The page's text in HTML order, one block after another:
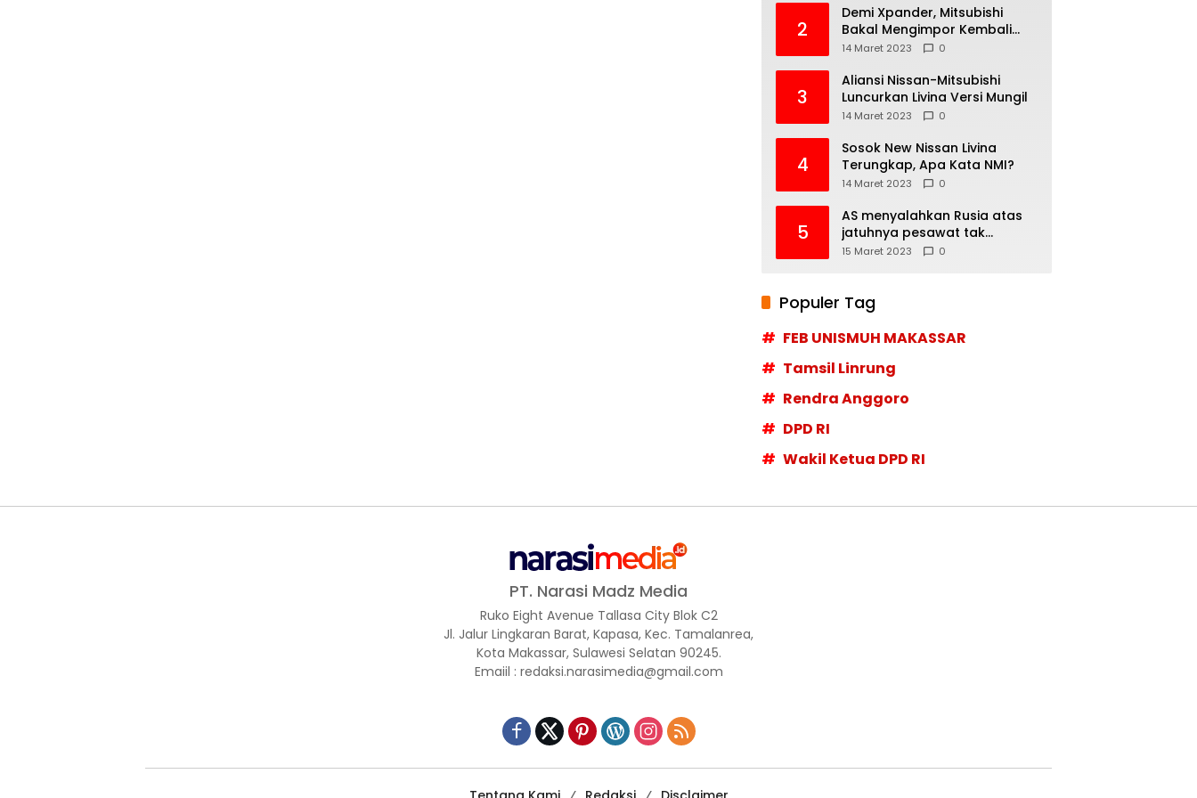
2
Demi Xpander, Mitsubishi
Bakal Mengimpor Kembali
Pajero Sport
14 Maret 2023 0
3
Aliansi Nissan-Mitsubishi
Luncurkan Livina Versi Mungil
14 Maret 2023 0
4
Sosok New Nissan Livina
Terungkap, Apa Kata NMI?
14 Maret 2023 0
5
AS menyalahkan Rusia atas
jatuhnya pesawat tak
berawak di Laut Hitam,
15 Maret 2023 0
Populer Tag
FEB UNISMUH MAKASSAR
Tamsil Linrung
Rendra Anggoro
DPD RI
Wakil Ketua DPD RI
PT. Narasi Madz Media
Ruko Eight Avenue Tallasa City Blok C2
Jl. Jalur Lingkaran Barat, Kapasa, Kec. Tamalanrea,
Kota Makassar, Sulawesi Selatan 90245.
Emaiil : redaksi.narasimedia@gmail.com